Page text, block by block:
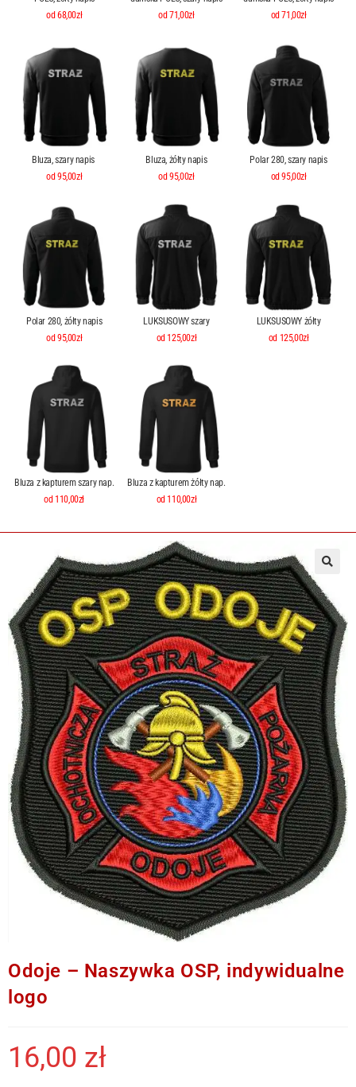
od 68,00zł
od 71,00zł
od 71,00zł
Bluza, szary napis
od 95,00zł
Bluza, żółty napis
od 95,00zł
Polar 280, szary napis
od 95,00zł
Polar 280, żółty napis
od 95,00zł
LUKSUSOWY szary
od 125,00zł
LUKSUSOWY żółty
od 125,00zł
Bluza z kapturem szary nap.
od 110,00zł
Bluza z kapturem żółty nap.
od 110,00zł
Odoje – Naszywka OSP, indywidualne
logo
16,00 zł